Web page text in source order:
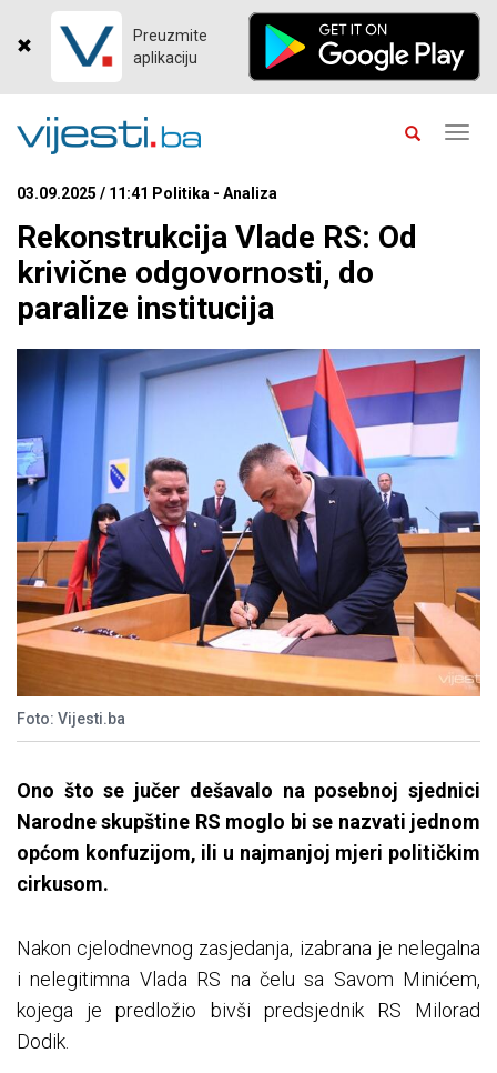
Preuzmite
aplikaciju
03.09.2025 / 11:41 Politika - Analiza
Rekonstrukcija Vlade RS: Od
krivične odgovornosti, do
paralize institucija
Foto: Vijesti.ba
Ono što se jučer dešavalo na posebnoj sjednici
Narodne skupštine RS moglo bi se nazvati jednom
općom konfuzijom, ili u najmanjoj mjeri političkim
cirkusom.
Nakon cjelodnevnog zasjedanja, izabrana je nelegalna
i nelegitimna Vlada RS na čelu sa Savom Minićem,
kojega je predložio bivši predsjednik RS Milorad
Dodik.